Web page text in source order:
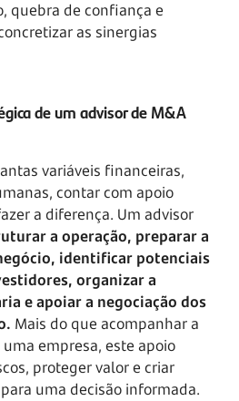
quebra de confiança e
as sinergias
de um advisor de M&A
variáveis financeiras,
contar com apoio
a diferença. Um advisor
a operação, preparar a
identificar potenciais
organizar a
e apoiar a negociação dos
Mais do que acompanhar a
empresa, este apoio
proteger valor e criar
uma decisão informada.